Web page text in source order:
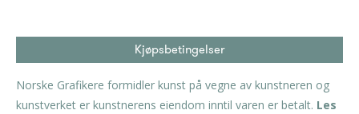
Kjøpsbetingelser
Norske Grafikere formidler kunst på vegne av kunstneren og
kunstverket er kunstnerens eiendom inntil varen er betalt. Les